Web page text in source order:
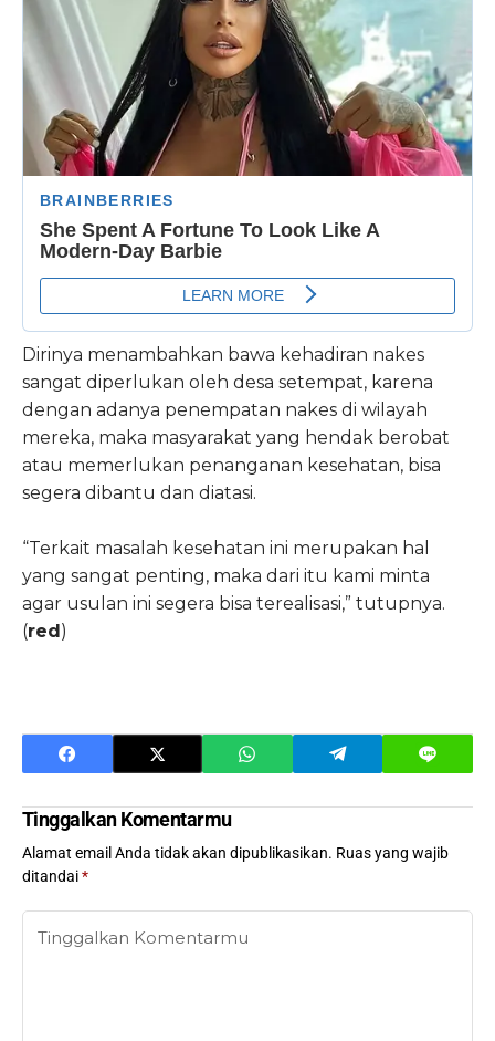
Dirinya menambahkan bawa kehadiran nakes
sangat diperlukan oleh desa setempat, karena
dengan adanya penempatan nakes di wilayah
mereka, maka masyarakat yang hendak berobat
atau memerlukan penanganan kesehatan, bisa
segera dibantu dan diatasi.
“Terkait masalah kesehatan ini merupakan hal
yang sangat penting, maka dari itu kami minta
agar usulan ini segera bisa terealisasi,” tutupnya.
(red )
Tinggalkan Komentarmu
Alamat email Anda tidak akan dipublikasikan. Ruas yang wajib
ditandai*